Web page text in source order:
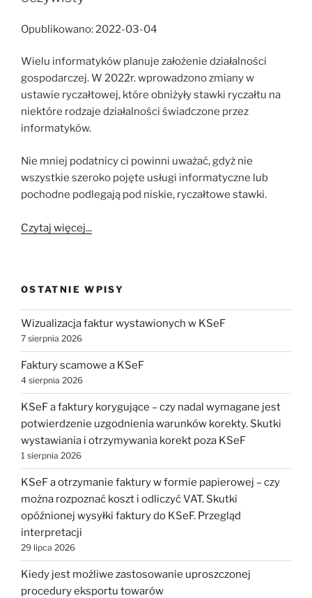
Opublikowano: 2022-03-04
Wielu informatyków planuje założenie działalności
gospodarczej. W 2022r. wprowadzono zmiany w
ustawie ryczałtowej, które obniżyły stawki ryczałtu na
niektóre rodzaje działalności świadczone przez
informatyków.
Nie mniej podatnicy ci powinni uważać, gdyż nie
wszystkie szeroko pojęte usługi informatyczne lub
pochodne podlegają pod niskie, ryczałtowe stawki.
Czytaj więcej...
OSTATNIE WPISY
Wizualizacja faktur wystawionych w KSeF
7 sierpnia 2026
Faktury scamowe a KSeF
4 sierpnia 2026
KSeF a faktury korygujące – czy nadal wymagane jest
potwierdzenie uzgodnienia warunków korekty. Skutki
wystawiania i otrzymywania korekt poza KSeF
1 sierpnia 2026
KSeF a otrzymanie faktury w formie papierowej – czy
można rozpoznać koszt i odliczyć VAT. Skutki
opóźnionej wysyłki faktury do KSeF. Przegląd
interpretacji
29 lipca 2026
Kiedy jest możliwe zastosowanie uproszczonej
procedury eksportu towarów